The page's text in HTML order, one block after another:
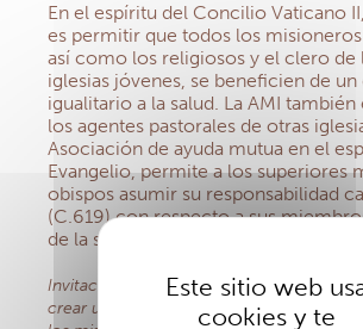
Este sitio web
cookies y te
En el espíritu del Concilio Vaticano
es permitir que todos los
así como los religiosos y el clero de
iglesias jóvenes, se beneficien de
igualitario a la salud. La AMI también
los agentes pastorales de otras
Asociación de ayuda mutua en el
Evangelio, permite a los superiores
obispos asumir su responsabilidad
(C.619) con respecto a sus
de la salud.
Invitación a una reunión para debatir la
crear un fondo internacional de ayuda y